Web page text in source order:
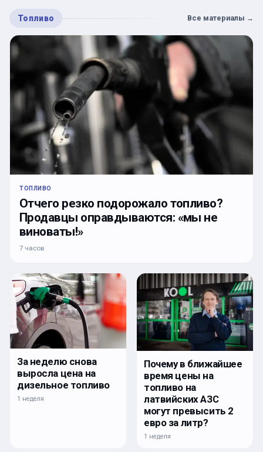
Топливо Все материалы →
ТОПЛИВО
Отчего резко подорожало топливо?
Продавцы оправдываются: «мы не
виноваты!»
7 часов
За неделю снова
выросла цена на
дизельное топливо
1 неделя
Почему в ближайшее
время цены на
топливо на
латвийских АЗС
могут превысить 2
евро за литр?
1 неделя